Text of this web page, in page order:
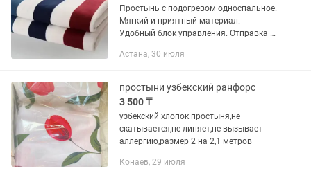
Простынь с подогревом односпальное.
Мягкий и приятный материал.
Удобный блок управления. Отправка в
Астана, 30 июля
простыни узбекский ранфорс
3 500 ₸
узбекский хлопок простыня,не
скатывается,не линяет,не вызывает
аллергию,размер 2 на 2,1 метров
Конаев, 29 июля